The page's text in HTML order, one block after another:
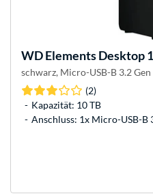
WDElements Desktop
schwarz, Micro-USB-B 3.2
(2)
Kapazität: 10 TB
Anschluss: 1x Micro-USB-B